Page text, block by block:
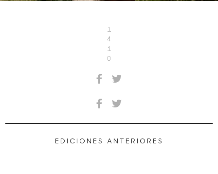
1
4
1
0
EDICIONES ANTERIORES